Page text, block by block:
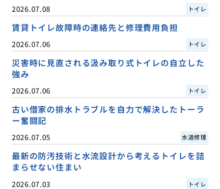
2026.07.08 トイレ
賃貸トイレ故障時の連絡先と修理費用負担
2026.07.06 トイレ
災害時に見直される汲み取り式トイレの自立した
強み
2026.07.06 トイレ
古い借家の排水トラブルを自力で解決したトーラ
ー奮闘記
2026.07.05 水道修理
最新の防汚技術と水流設計から考えるトイレを詰
まらせない住まい
2026.07.03 トイレ